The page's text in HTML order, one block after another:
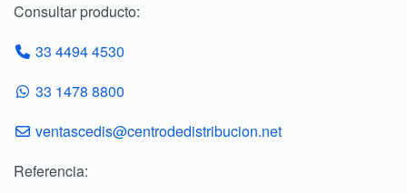
Consultar producto:
33 4494 4530
33 1478 8800
ventascedis@centrodedistribucion.net
Referencia: